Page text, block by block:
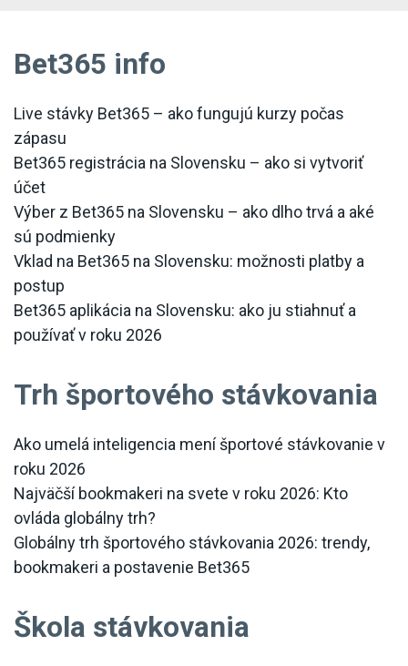
Bet365 info
Live stávky Bet365 – ako fungujú kurzy počas
zápasu
Bet365 registrácia na Slovensku – ako si vytvoriť
účet
Výber z Bet365 na Slovensku – ako dlho trvá a aké
sú podmienky
Vklad na Bet365 na Slovensku: možnosti platby a
postup
Bet365 aplikácia na Slovensku: ako ju stiahnuť a
používať v roku 2026
Trh športového stávkovania
Ako umelá inteligencia mení športové stávkovanie v
roku 2026
Najväčší bookmakeri na svete v roku 2026: Kto
ovláda globálny trh?
Globálny trh športového stávkovania 2026: trendy,
bookmakeri a postavenie Bet365
Škola stávkovania